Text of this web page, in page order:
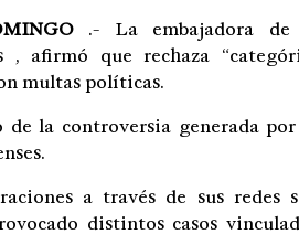
.- La embajadora de
, afirmó que rechaza
multas políticas.
la controversia generada
a través de sus redes
distintos casos